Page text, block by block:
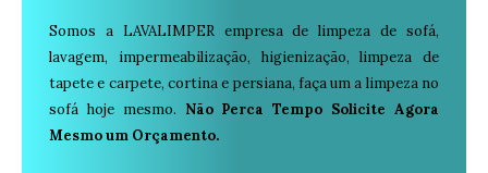
Somos a LAVALIMPER empresa de limpeza de sofá,
lavagem, impermeabilização, higienização, limpeza de
tapete e carpete, cortina e persiana, faça um a limpeza no
sofá hoje mesmo. Não Perca Tempo Solicite Agora
Mesmo um Orçamento.